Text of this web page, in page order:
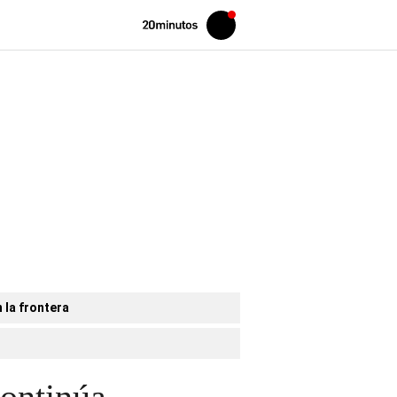
Volver
Iniciar
sesión
la frontera